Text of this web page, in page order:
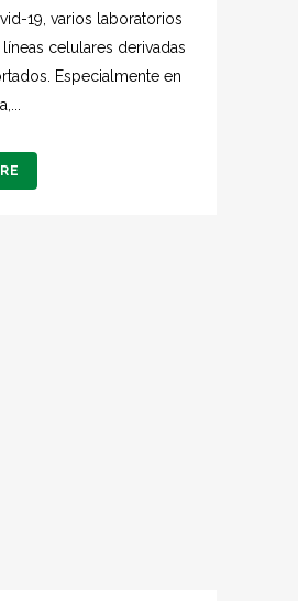
19, varios laboratorios
celulares derivadas
Especialmente en